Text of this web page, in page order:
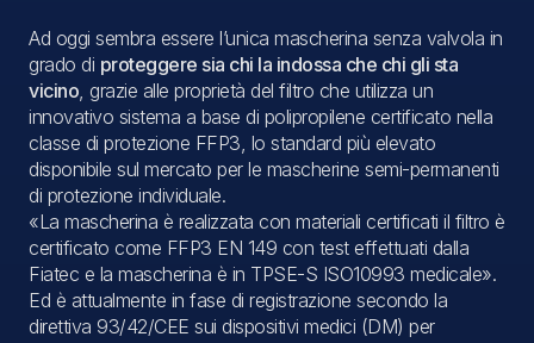
Ad oggi sembra essere l’unica mascherina senza valvola in
grado di proteggere sia chi la indossa che chi gli sta
vicino, grazie alle proprietà del filtro che utilizza un
innovativo sistema a base di polipropilene certificato nella
classe di protezione FFP3, lo standard più elevato
disponibile sul mercato per le mascherine semi-permanenti
di protezione individuale.
«La mascherina è realizzata con materiali certificati il filtro è
certificato come FFP3 EN 149 con test effettuati dalla
Fiatec e la mascherina è in TPSE-S ISO10993 medicale».
Ed è attualmente in fase di registrazione secondo la
direttiva 93/42/CEE sui dispositivi medici (DM) per